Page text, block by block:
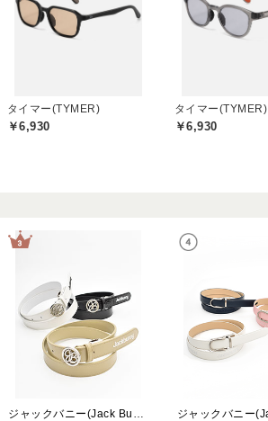
タイマー(TYMER)
￥6,930
タイマー(TYMER)
￥6,930